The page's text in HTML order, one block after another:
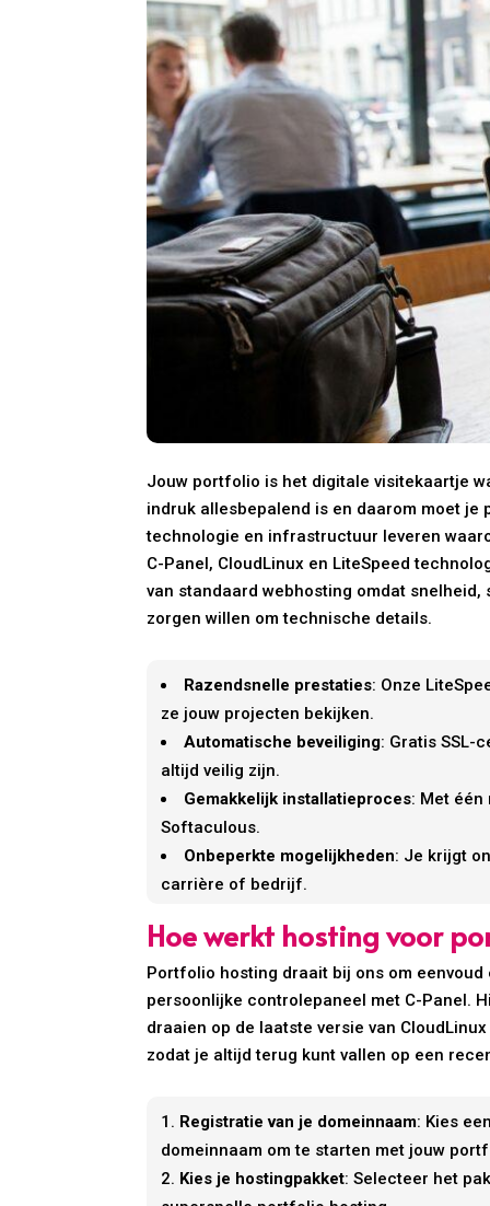
Jouw portfolio is het digitale visitekaartje
indruk allesbepalend is en daarom moet
technologie en infrastructuur leveren
C-Panel, CloudLinux en LiteSpeed
van standaard webhosting omdat
zorgen willen om technische details.
Razendsnelle prestaties: Onze
ze jouw projecten bekijken.
Automatische beveiliging: Gratis SSL-
altijd veilig zijn.
Gemakkelijk installatieproces: Met
Softaculous.
Onbeperkte mogelijkheden: Je krijgt
carrière of bedrijf.
Hoe werkt hosting voor
Portfolio hosting draait bij ons om
persoonlijke controlepaneel met C-Panel.
draaien op de laatste versie van
zodat je altijd terug kunt vallen op een
Registratie van je domeinnaam: Kies
domeinnaam om te starten met jouw
Kies je hostingpakket: Selecteer het